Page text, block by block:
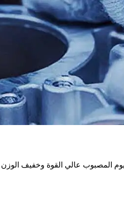
المصبوب عالي القوة وخفيف الوزن